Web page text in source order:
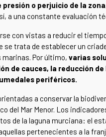
o perjuicio de la zona
a una constante evaluación
con vistas a reducir el
se trata de establecer un
marinas. Por último, varias
de cauces, la reducción
periféricos.
a conservar la
del Mar Menor. Los
de la laguna murciana: el
pertenecientes a la